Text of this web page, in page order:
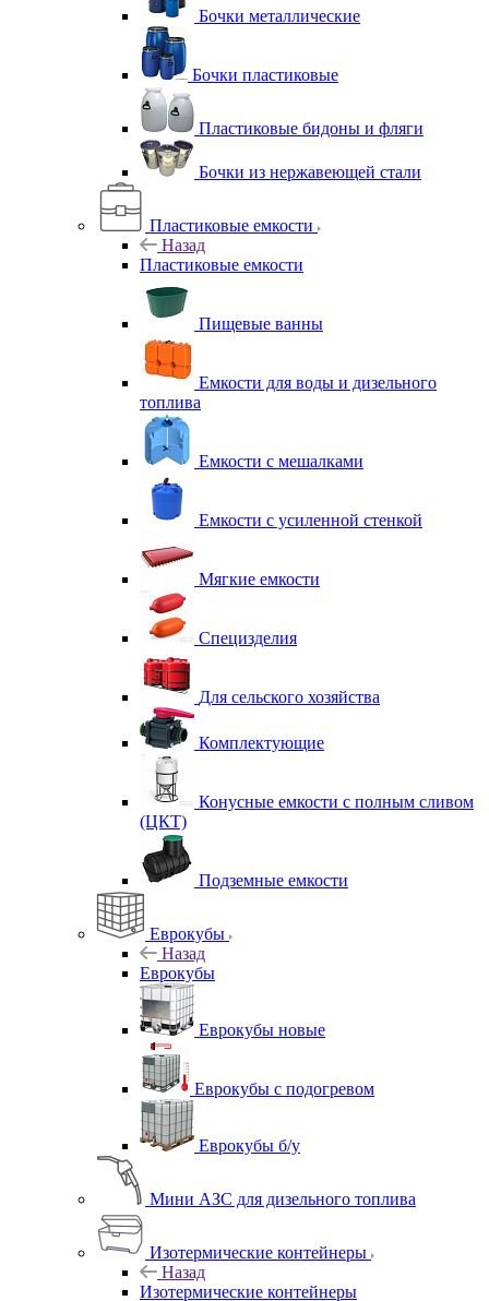
Бочки металлические
Бочки пластиковые
Пластиковые бидоны и фляги
Бочки из нержавеющей стали
Пластиковые емкости
Назад
Пластиковые емкости
Пищевые ванны
Емкости для воды и дизельного
топлива
Емкости с мешалками
Емкости с усиленной стенкой
Мягкие емкости
Специзделия
Для сельского хозяйства
Комплектующие
Конусные емкости с полным сливом
(ЦКТ)
Подземные емкости
Еврокубы
Назад
Еврокубы
Еврокубы новые
Еврокубы с подогревом
Еврокубы б/у
Мини АЗС для дизельного топлива
Изотермические контейнеры
Назад
Изотермические контейнеры